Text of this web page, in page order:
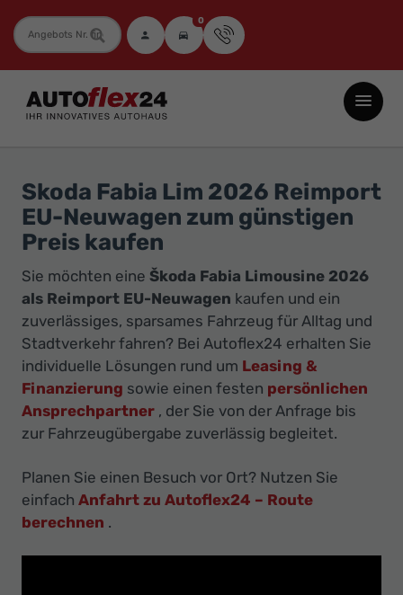
Fahrzeugnummer 0
Autoflex24
GmbH
Neuwagen
Jahreswagen
und
Gebrauchtwagen
zu
Top-
-
Ihr
Innovatives
Skoda Fabia Lim 2026 Reimport
EU-Neuwagen zum günstigen
Preis kaufen
Sie möchten eine Škoda Fabia Limousine 2026
als Reimport EU-Neuwagen kaufen und ein
zuverlässiges, sparsames Fahrzeug für Alltag und
Stadtverkehr fahren? Bei Autoflex24 erhalten Sie
individuelle Lösungen rund um Leasing &
Finanzierung sowie einen festen persönlichen
Ansprechpartner , der Sie von der Anfrage bis
zur Fahrzeugübergabe zuverlässig begleitet.
Planen Sie einen Besuch vor Ort? Nutzen Sie
einfach Anfahrt zu Autoflex24 – Route
berechnen .